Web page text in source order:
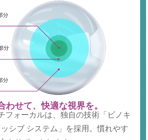
わせて、快適な視界を。
フォーカルは、独自の技術「ビノキ
シブ システム」を採用。慣れやす